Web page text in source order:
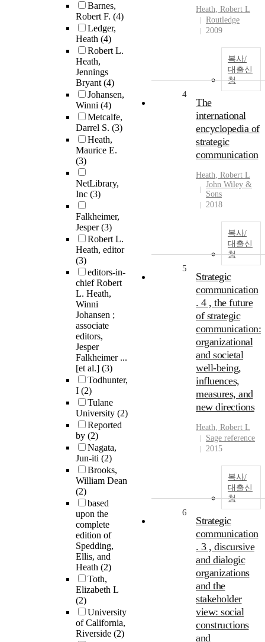
Barnes,
Robert F. (4)
Ledger,
Heath (4)
Robert L.
Heath,
Jennings
Bryant(4)
Johansen,
Winni (4)
Metcalfe,
Darrel S. (3)
Heath,
Maurice E.
(3)
NetLibrary,
Inc (3)
Falkheimer,
Jesper(3)
Robert L.
Heath, editor
(3)
editors-in-
chief Robert
L. Heath,
Winni
Johansen ;
associate
editors,
Jesper
Falkheimer ...
[et al.] (3)
Todhunter,
I (2)
Tulane
University (2)
Reported
by (2)
Nagata,
Jun-iti (2)
Brooks,
William Dean
(2)
based
upon the
complete
edition of
Spedding,
Ellis, and
Heath (2)
Toth,
Elizabeth L
(2)
University
of California,
Riverside (2)
Heath, Robert L
Routledge
2009
복사/
대출신
청
4
The
international
encyclopedia of
strategic
communication
Heath, Robert L
John Wiley &
Sons
2018
복사/
대출신
청
5
Strategic
communication
. 4 , the future
of strategic
communication:
organizational
and societal
well-being,
influences,
measures, and
new directions
Heath, Robert L
Sage reference
2015
복사/
대출신
청
6
Strategic
communication
. 3 , discursive
and dialogic
organizations
and the
stakeholder
view: social
constructions
and